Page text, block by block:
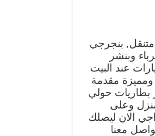
بنجرجي
وبنشر
عند البيت
ومميزة مقدمة
بطاريات حولي
وعلى
الان ليصلك
معنا